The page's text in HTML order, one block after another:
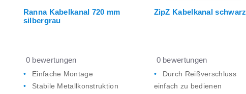
Ranna Kabelkanal 720 mm
silbergrau
0 bewertungen
Einfache Montage
Stabile Metallkonstruktion
ZipZ Kabelkanal schwarz
0bewertungen
Durch Reißverschluss
einfach zu bedienen